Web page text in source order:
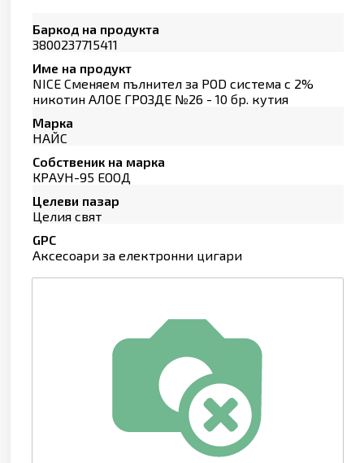
Баркод на продукта
3800237715411
Име на продукт
NICE Сменяем пълнител за POD система с 2%
никотин АЛОЕ ГРОЗДЕ №26 - 10 бр. кутия
Марка
НАЙС
Собственик на марка
КРАУН-95 ЕООД
Целеви пазар
Целия свят
GPC
Аксесоари за електронни цигари